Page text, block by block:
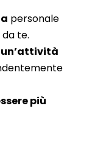
personale
te.
un’attività
più